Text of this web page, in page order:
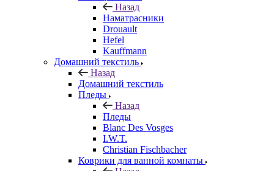
Назад
Наматрасники
Drouault
Hefel
Kauffmann
Домашний текстиль
Назад
Домашний текстиль
Пледы
Назад
Пледы
Blanc Des Vosges
I.W.T.
Christian Fischbacher
Коврики для ванной комнаты